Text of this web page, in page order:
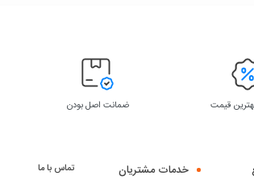
قیمت ضمانت اصل بودن
خدمات مشتریان تماس با ما